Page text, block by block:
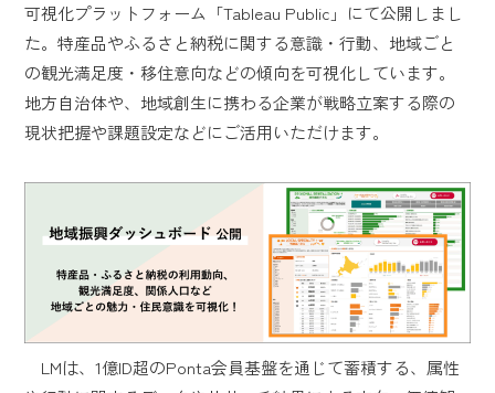
可視化プラットフォーム「Tableau Public」にて公開しまし
た。特産品やふるさと納税に関する意識・行動、地域ごと
の観光満足度・移住意向などの傾向を可視化しています。
地方自治体や、地域創生に携わる企業が戦略立案する際の
現状把握や課題設定などにご活用いただけます。
LMは、1億ID超のPonta会員基盤を通じて蓄積する、属性